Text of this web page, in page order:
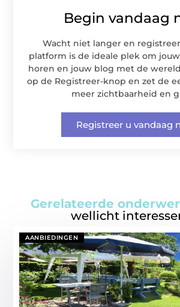
Begin vandaag
Wacht niet langer en
platform is de ideale plek om
horen en jouw blog met de
op de Registreer-knop en zet de
meer zichtbaarheid en
Registreer u vandaag
Gerelateerde
wellicht
AANBIEDINGEN